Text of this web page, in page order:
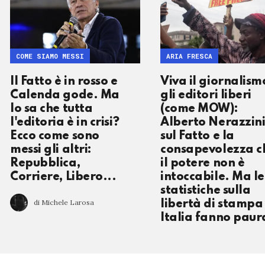
Il Fatto è in rosso e
Calenda gode. Ma
lo sa che tutta
l'editoria è in crisi?
Ecco come sono
messi gli altri:
Repubblica,
Corriere, Libero...
di Michele Larosa
COME SIAMO MESSI
Viva il
gli editori liberi
(come MOW):
Alberto Nerazzini
sul Fatto e la
consapevolezza
il potere non è
intoccabile. Ma le
statistiche sulla
libertà di stampa
Italia fanno
ARIA FRESCA